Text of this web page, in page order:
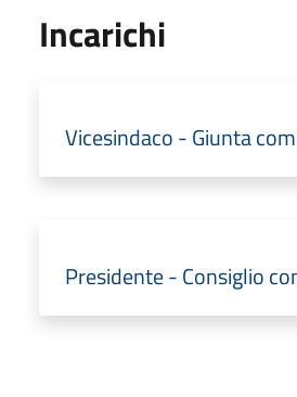
Incarichi
Vicesindaco - Giunta
Presidente - Consiglio